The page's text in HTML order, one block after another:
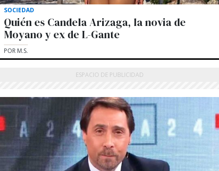
SOCIEDAD
Quién es Candela Arizaga, la novia de
Moyano y ex de L-Gante
POR M.S.